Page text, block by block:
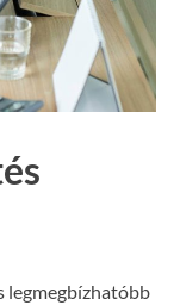
legmegbízhatóbb